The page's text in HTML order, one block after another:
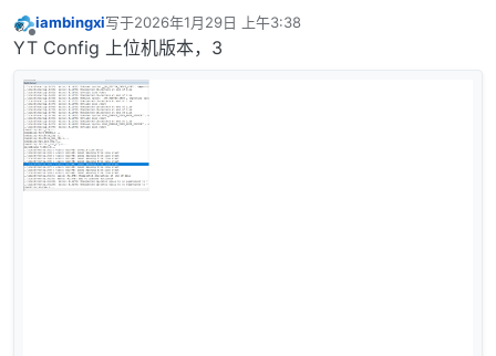
离线
iambingxi写于2026年1月29日 上午3:38
最后由 编辑
YT Config 上位机版本，3